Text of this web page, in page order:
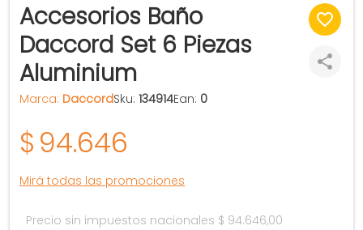
Accesorios Baño
Daccord Set 6 Piezas
Aluminium
Marca: DaccordSku: 134914Ean: 0
$94.646
Mirá todas las promociones
Precio sin impuestos nacionales $ 94.646,00